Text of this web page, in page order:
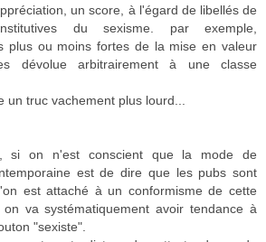
un score, à l'égard de libellés de
du sexisme. par exemple,
plus ou moins fortes de la mise en valeur
dévolue arbitrairement à une classe
un truc vachement plus lourd...
si on n'est conscient que la mode de
est de dire que les pubs sont
est attaché à un conformisme de cette
va systématiquement avoir tendance à
"sexiste".